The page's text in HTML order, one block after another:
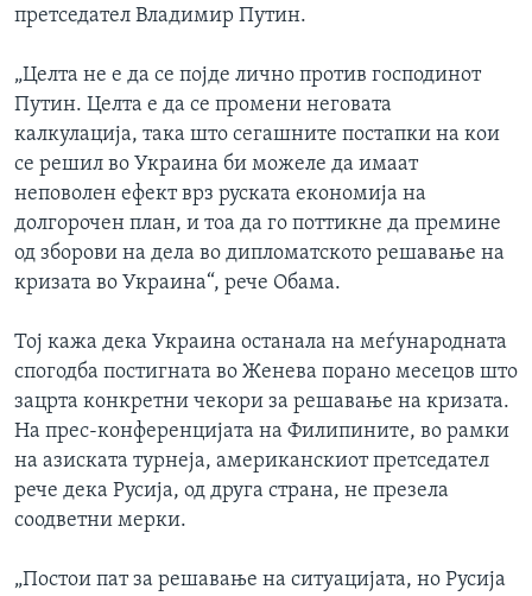
претседател Владимир Путин.
„Целта не е да се појде лично против господинот
Путин. Целта е да се промени неговата
калкулација, така што сегашните постапки на кои
се решил во Украина би можеле да имаат
неповолен ефект врз руската економија на
долгорочен план, и тоа да го поттикне да премине
од зборови на дела во дипломатското решавање на
кризата во Украина“, рече Обама.
Тој кажа дека Украина останала на меѓународната
спогодба постигната во Женева порано месецов што
зацрта конкретни чекори за решавање на кризата.
На прес-конференцијата на Филипините, во рамки
на азиската турнеја, американскиот претседател
рече дека Русија, од друга страна, не презела
соодветни мерки.
„Постои пат за решавање на ситуацијата, но Русија